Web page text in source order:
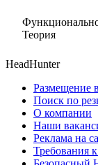
Теория
HeadHunter
Размещение
Поиск по
О компании
Наши
Реклама на
Требования